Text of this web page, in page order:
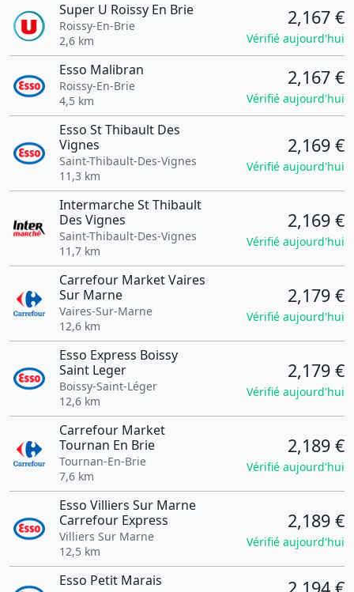
Super U Roissy En Brie
Roissy-En-Brie
2,6 km
2,167 €
Vérifié aujourd'hui
Esso Malibran
Roissy-En-Brie
4,5 km
2,167 €
Vérifié aujourd'hui
Esso St Thibault Des
Vignes
Saint-Thibault-Des-Vignes
11,3 km
2,169 €
Vérifié aujourd'hui
Intermarche St Thibault
Des Vignes
Saint-Thibault-Des-Vignes
11,7 km
2,169 €
Vérifié aujourd'hui
Carrefour Market Vaires
Sur Marne
Vaires-Sur-Marne
12,6 km
2,179 €
Vérifié aujourd'hui
Esso Express Boissy
Saint Leger
Boissy-Saint-Léger
12,6 km
2,179 €
Vérifié aujourd'hui
Carrefour Market
Tournan En Brie
Tournan-En-Brie
7,6 km
2,189 €
Vérifié aujourd'hui
Esso Villiers Sur Marne
Carrefour Express
Villiers Sur Marne
12,5 km
2,189 €
Vérifié aujourd'hui
Esso Petit Marais